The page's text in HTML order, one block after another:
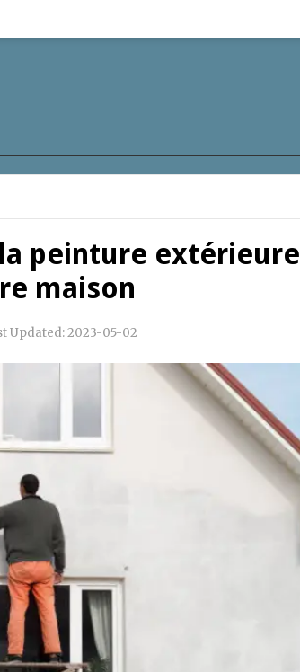
peinture extérieure
maison
Updated:2023-05-02